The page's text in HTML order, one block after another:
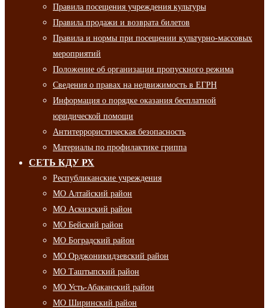
Правила посещения учреждения культуры
Правила продажи и возврата билетов
Правила и нормы при посещении культурно-массовых
мероприятий
Положение об организации пропускного режима
Сведения о правах на недвижимость в ЕГРН
Информация о порядке оказания бесплатной
юридической помощи
Антитеррористическая безопасность
Материалы по профилактике гриппа
СЕТЬ КДУ РХ
Республиканские учреждения
МО Алтайский район
МО Аскизский район
МО Бейский район
МО Боградский район
МО Орджоникидзевский район
МО Таштыпский район
МО Усть-Абаканский район
МО Ширинский район